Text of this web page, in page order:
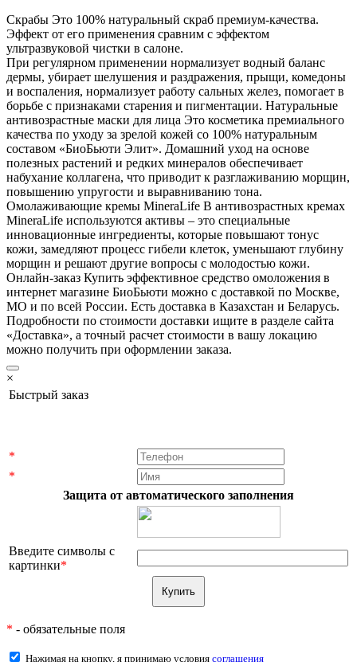
Скрабы Это 100% натуральный скраб премиум-качества.
Эффект от его применения сравним с эффектом
ультразвуковой чистки в салоне.
При регулярном применении нормализует водный баланс
дермы, убирает шелушения и раздражения, прыщи, комедоны
и воспаления, нормализует работу сальных желез, помогает в
борьбе с признаками старения и пигментации. Натуральные
антивозрастные маски для лица Это косметика премиального
качества по уходу за зрелой кожей со 100% натуральным
составом «БиоБьюти Элит». Домашний уход на основе
полезных растений и редких минералов обеспечивает
набухание коллагена, что приводит к разглаживанию морщин,
повышению упругости и выравниванию тона.
Омолаживающие кремы MineraLife В антивозрастных кремах
MineraLife используются активы – это специальные
инновационные ингредиенты, которые повышают тонус
кожи, замедляют процесс гибели клеток, уменьшают глубину
морщин и решают другие вопросы с молодостью кожи.
Онлайн-заказ Купить эффективное средство омоложения в
интернет магазине БиоБьюти можно с доставкой по Москве,
МО и по всей России. Есть доставка в Казахстан и Беларусь.
Подробности по стоимости доставки ищите в разделе сайта
«Доставка», а точный расчет стоимости в вашу локацию
можно получить при оформлении заказа.
×
Быстрый заказ
*
*
Защита от автоматического заполнения
Введите символы с
картинки*
* - обязательные поля
Нажимая на кнопку, я принимаю условия соглашения